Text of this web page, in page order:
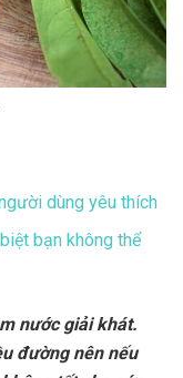
dùng yêu thích
bạn không thể
nước giải khát.
đường nên nếu